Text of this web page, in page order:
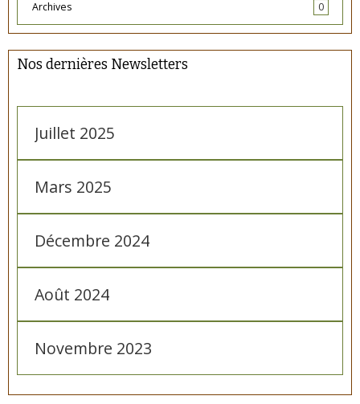
Archives 0
Nos dernières Newsletters
Juillet 2025
Mars 2025
Décembre 2024
Août 2024
Novembre 2023